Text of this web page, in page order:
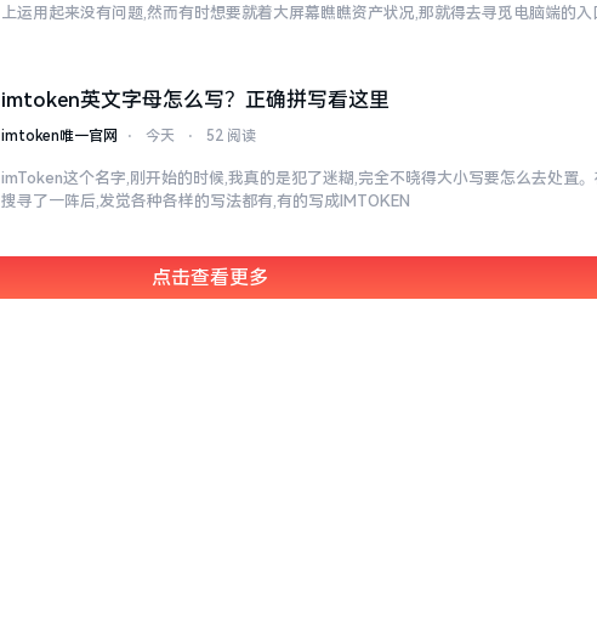
上运用起来没有问题,然而有时想要就着大屏幕瞧瞧资产状况,那就得去寻觅电脑端的入
imtoken英文字母怎么写？正确拼写看这里
imtoken唯一官网 ⋅ 今天 ⋅ 52 阅读
imToken这个名字,刚开始的时候,我真的是犯了迷糊,完全不晓得大小写要怎么去处置
搜寻了一阵后,发觉各种各样的写法都有,有的写成IMTOKEN
点击查看更多